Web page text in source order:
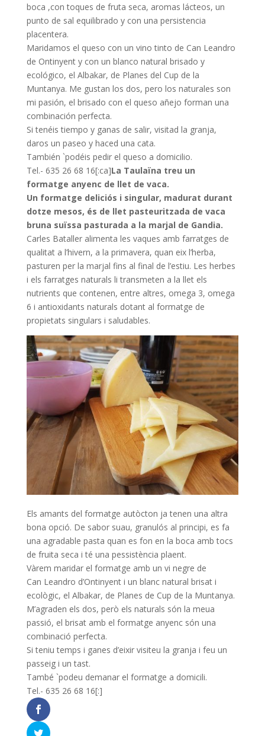
boca ,con toques de fruta seca, aromas lácteos, un
punto de sal equilibrado y con una persistencia
placentera.
Maridamos el queso con un vino tinto de Can Leandro
de Ontinyent y con un blanco natural brisado y
ecológico, el Albakar, de Planes del Cup de la
Muntanya. Me gustan los dos, pero los naturales son
mi pasión, el brisado con el queso añejo forman una
combinación perfecta.
Si tenéis tiempo y ganas de salir, visitad la granja,
daros un paseo y haced una cata.
También `podéis pedir el queso a domicilio.
Tel.- 635 26 68 16[:ca]La Taulaïna treu un
formatge anyenc de llet de vaca.
Un formatge deliciós i singular, madurat durant
dotze mesos, és de llet pasteuritzada de vaca
bruna suïssa pasturada a la marjal de Gandia.
Carles Bataller alimenta les vaques amb farratges de
qualitat a l’hivern, a la primavera, quan eix l’herba,
pasturen per la marjal fins al final de l’estiu. Les herbes
i els farratges naturals li transmeten a la llet els
nutrients que contenen, entre altres, omega 3, omega
6 i antioxidants naturals dotant al formatge de
propietats singulars i saludables.
Els amants del formatge autòcton ja tenen una altra
bona opció. De sabor suau, granulós al principi, es fa
una agradable pasta quan es fon en la boca amb tocs
de fruita seca i té una pessistència plaent.
Vàrem maridar el formatge amb un vi negre de
Can Leandro d’Ontinyent i un blanc natural brisat i
ecològic, el Albakar, de Planes de Cup de la Muntanya.
M’agraden els dos, però els naturals són la meua
passió, el brisat amb el formatge anyenc són una
combinació perfecta.
Si teniu temps i ganes d’eixir visiteu la granja i feu un
passeig i un tast.
També `podeu demanar el formatge a domicili.
Tel.- 635 26 68 16[:]